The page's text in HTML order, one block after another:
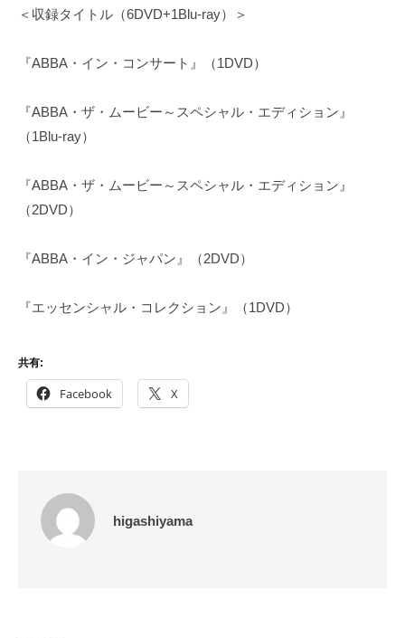
＜収録タイトル（6DVD+1Blu-ray）＞
『ABBA・イン・コンサート』（1DVD）
『ABBA・ザ・ムービー～スペシャル・エディション』
（1Blu-ray）
『ABBA・ザ・ムービー～スペシャル・エディション』
（2DVD）
『ABBA・イン・ジャパン』（2DVD）
『エッセンシャル・コレクション』（1DVD）
共有:
Facebook X
higashiyama